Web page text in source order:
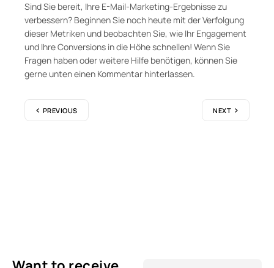
Sind Sie bereit, Ihre E-Mail-Marketing-Ergebnisse zu
verbessern? Beginnen Sie noch heute mit der Verfolgung
dieser Metriken und beobachten Sie, wie Ihr Engagement
und Ihre Conversions in die Höhe schnellen! Wenn Sie
Fragen haben oder weitere Hilfe benötigen, können Sie
gerne unten einen Kommentar hinterlassen.
PREVIOUS NEXT